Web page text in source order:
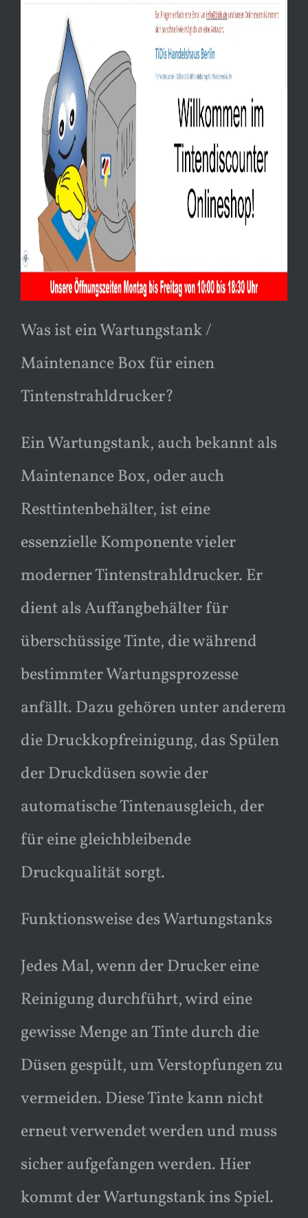
Was ist ein Wartungstank /
Maintenance Box für einen
Tintenstrahldrucker?
Ein Wartungstank, auch bekannt als
Maintenance Box, oder auch
Resttintenbehälter, ist eine
essenzielle Komponente vieler
moderner Tintenstrahldrucker. Er
dient als Auffangbehälter für
überschüssige Tinte, die während
bestimmter Wartungsprozesse
anfällt. Dazu gehören unter anderem
die Druckkopfreinigung, das Spülen
der Druckdüsen sowie der
automatische Tintenausgleich, der
für eine gleichbleibende
Druckqualität sorgt.
Funktionsweise des Wartungstanks
Jedes Mal, wenn der Drucker eine
Reinigung durchführt, wird eine
gewisse Menge an Tinte durch die
Düsen gespült, um Verstopfungen zu
vermeiden. Diese Tinte kann nicht
erneut verwendet werden und muss
sicher aufgefangen werden. Hier
kommt der Wartungstank ins Spiel.